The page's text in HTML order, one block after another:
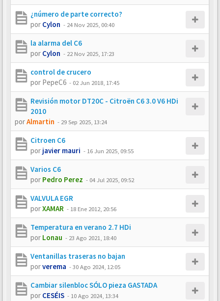
¿número de parte correcto?
por Cylon - 24 Nov 2025, 00:40
la alarma del C6
por Cylon - 22 Nov 2025, 17:23
control de crucero
por PepeC6 - 02 Jun 2018, 17:45
Revisión motor DT20C - Citroën C6 3.0 V6 HDi
2010
porAlmartin - 29 Sep 2025, 13:24
Citroen C6
por javier mauri - 16 Jun 2025, 09:55
Varios C6
por Pedro Perez - 04 Jul 2025, 09:52
VALVULA EGR
porXAMAR - 18 Ene 2012, 20:56
Temperatura en verano 2.7 HDi
por Lonau - 23 Ago 2021, 18:40
Ventanillas traseras no bajan
porverema -30 Ago 2024, 12:05
Cambiar silenbloc SÓLO pieza GASTADA
por CESÉIS - 10 Ago 2024, 13:34